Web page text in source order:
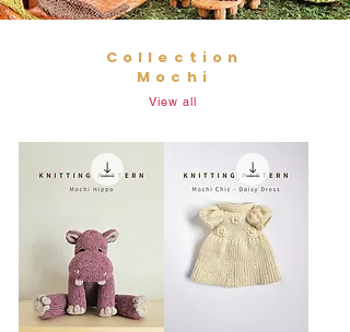
Collection
Mochi
View all